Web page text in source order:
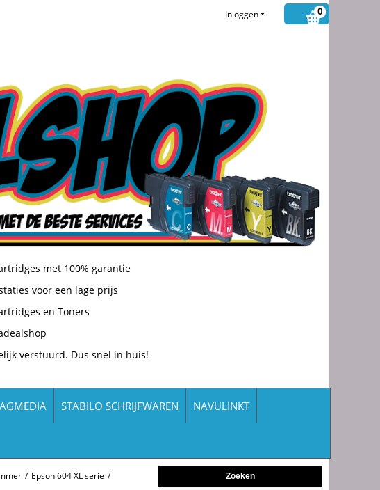
0
Inloggen
met 100% garantie
voor een lage prijs
en Toners
verstuurd. Dus snel in huis!
STABILO SCHRIJFWAREN NAVULINKT
/ Epson 604 XL serie / Zoeken